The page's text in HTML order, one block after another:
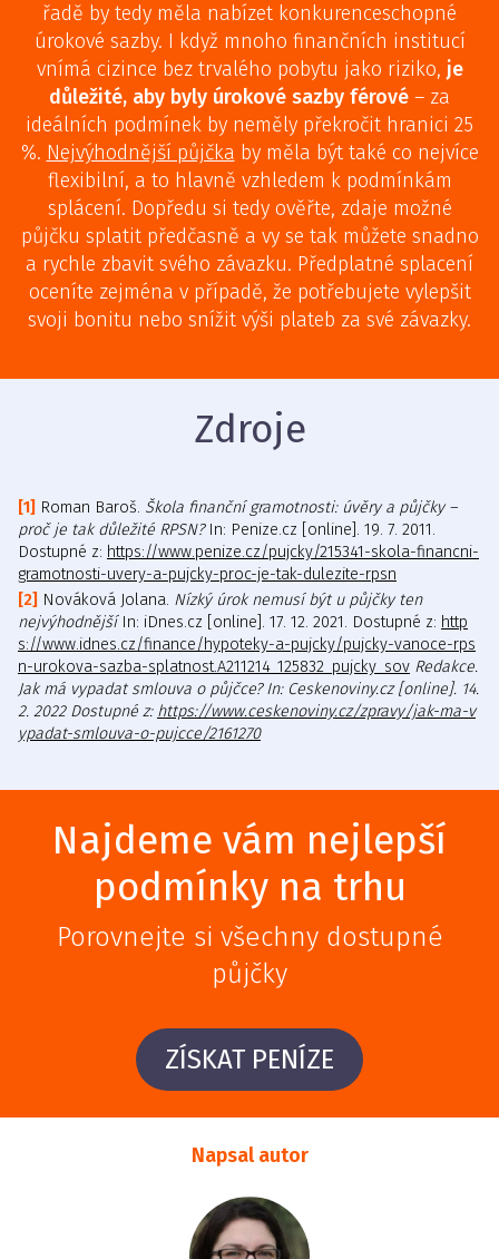
řadě by tedy měla nabízet konkurenceschopné
úrokové sazby. I když mnoho finančních institucí
vnímá cizince bez trvalého pobytu jako riziko, je
důležité, aby byly úrokové sazby férové – za
ideálních podmínek by neměly překročit hranici 25
%. Nejvýhodnější půjčka by měla být také co nejvíce
flexibilní, a to hlavně vzhledem k podmínkám
splácení. Dopředu si tedy ověřte, zdaje možné
půjčku splatit předčasně a vy se tak můžete snadno
a rychle zbavit svého závazku. Předplatné splacení
oceníte zejména v případě, že potřebujete vylepšit
svoji bonitu nebo snížit výši plateb za své závazky.
Zdroje
Roman Baroš. Škola finanční gramotnosti: úvěry a půjčky –
proč je tak důležité RPSN? In: Penize.cz [online]. 19. 7. 2011.
Dostupné z: https://www.penize.cz/pujcky/215341-skola-financni-
gramotnosti-uvery-a-pujcky-proc-je-tak-dulezite-rpsn
Nováková Jolana. Nízký úrok nemusí být u půjčky ten
nejvýhodnějšíIn: iDnes.cz [online]. 17. 12. 2021. Dostupné z: http
s://www.idnes.cz/finance/hypoteky-a-pujcky/pujcky-vanoce-rps
n-urokova-sazba-splatnost.A211214_125832_pujcky_sov Redakce.
Jak má vypadat smlouva o půjčce? In: Ceskenoviny.cz [online]. 14.
2. 2022 Dostupné z: https://www.ceskenoviny.cz/zpravy/jak-ma-v
ypadat-smlouva-o-pujcce/2161270
Najdeme vám nejlepší
podmínky na trhu
Porovnejte si všechny dostupné
půjčky
ZÍSKAT PENÍZE
Napsal autor